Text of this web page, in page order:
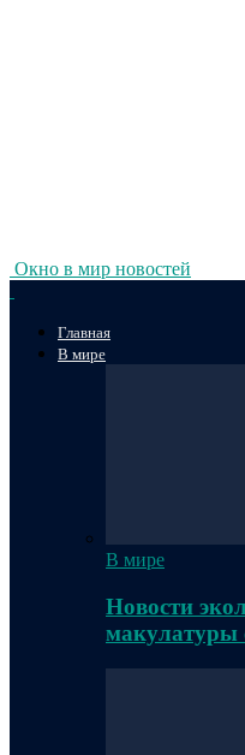
Окно в мир новостей
Главная
В мире
В мире
Новости
макулатуры